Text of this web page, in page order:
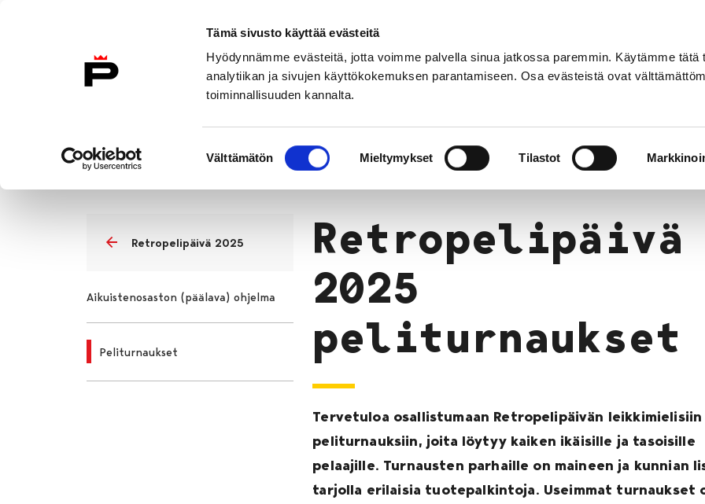
Tämä sivusto käyttää evästeitä
Hyödynnämme evästeitä, jotta voimme palvella sinua jatkossa paremmin. Käytämme tätä
analytiikan ja sivujen käyttökokemuksen parantamiseen. Osa evästeistä ovat
toiminnallisuuden kannalta.
valinta
Välttämätön Mieltymykset Tilastot
Etusivu
Tapahtumat Ajankohtaisia tapahtumia Retropelipäivä 2025 Peliturnaukset
Retropelipäivä 2025
Aikuistenosaston (päälava) ohjelma
Peliturnaukset
Retropelipäivä
2025
peliturnaukset
Tervetuloa osallistumaan Retropelipäivän leikkimielisiin
peliturnauksiin, joita löytyy kaiken ikäisille ja tasoisille
pelaajille. Turnausten parhaille on maineen ja kunnian
tarjolla erilaisia tuotepalkintoja. Useimmat turnaukset